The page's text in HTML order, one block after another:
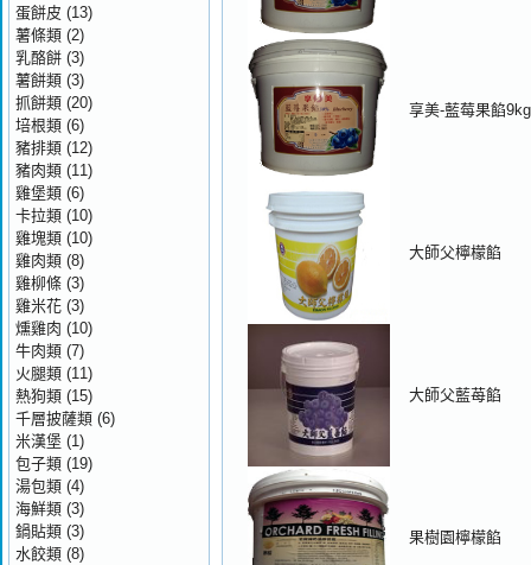
享美-藍莓果餡9kg
大師父檸檬餡
大師父藍苺餡
果樹園檸檬餡
蛋餅皮 (13)
薯條類 (2)
乳酪餅 (3)
薯餅類 (3)
抓餅類 (20)
培根類 (6)
豬排類 (12)
豬肉類 (11)
雞堡類 (6)
卡拉類 (10)
雞塊類 (10)
雞肉類 (8)
雞柳條 (3)
雞米花 (3)
燻雞肉 (10)
牛肉類 (7)
火腿類 (11)
熱狗類 (15)
千層披薩類 (6)
米漢堡 (1)
包子類 (19)
湯包類 (4)
海鮮類 (3)
鍋貼類 (3)
水餃類 (8)